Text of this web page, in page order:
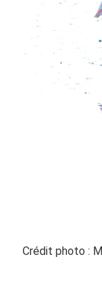
Crédit photo :